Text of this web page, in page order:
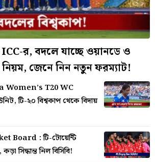
ICC-র, বদলে যাচ্ছে ওয়ানডে ও
নিয়ম, জেনে নিন নতুন ফরম্যাট!
T20 WC
টি-২০ বিশ্বকাপ থেকে বিদায়
Board : টি-টোয়েন্টি
সিদ্ধান্ত নিল বিসিবি!